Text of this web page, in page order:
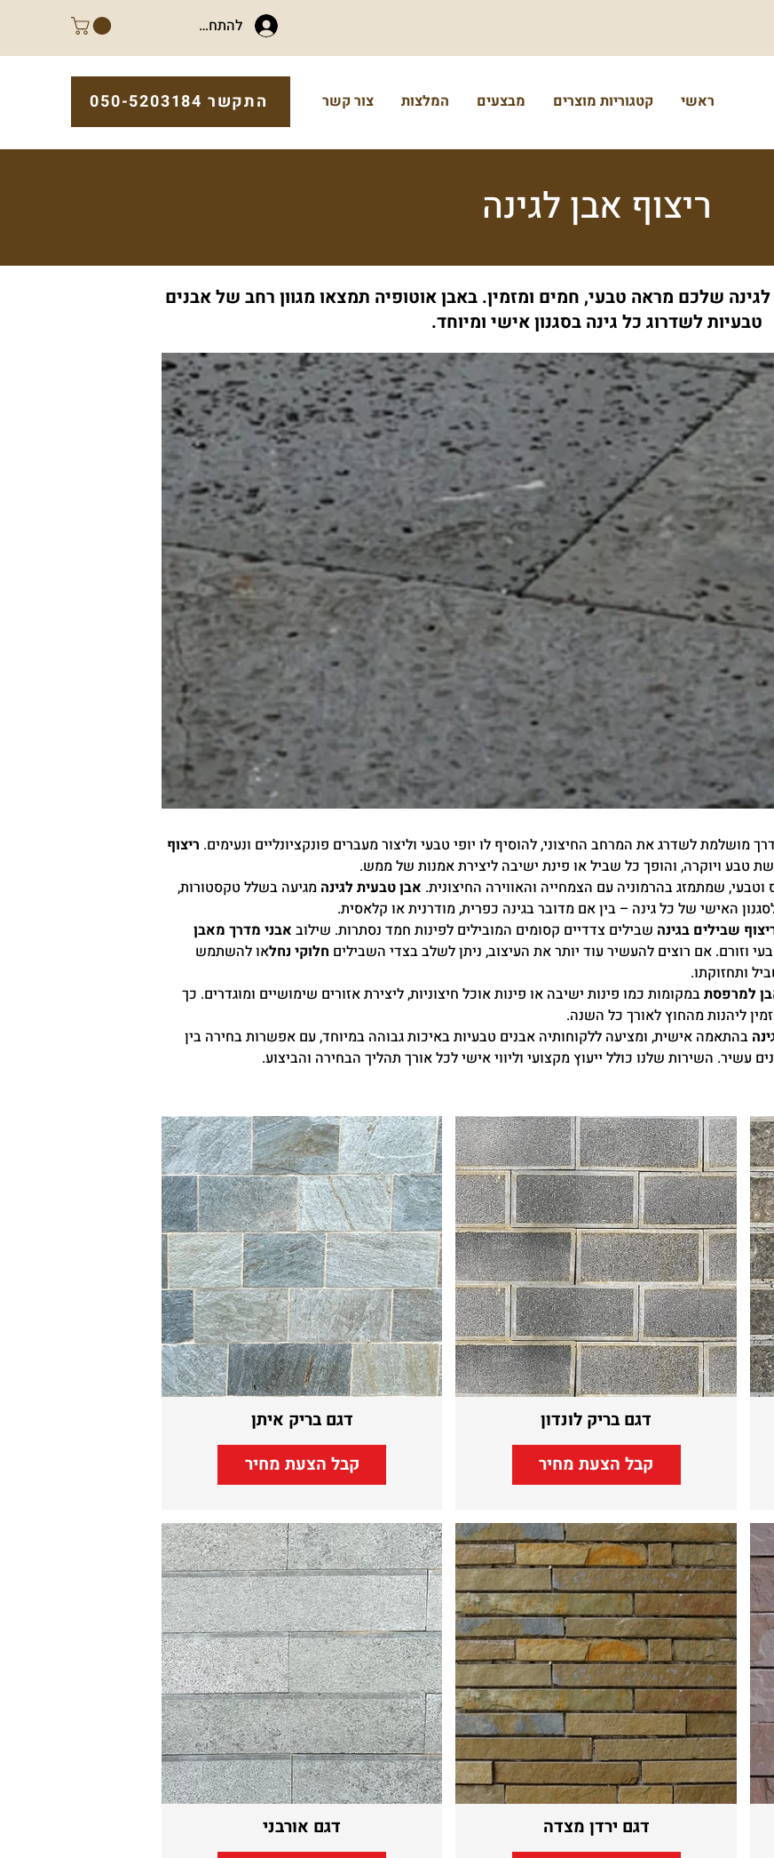
להתחברות
התקשר 050-5203184 ראשי קטגוריות מוצרים מבצעים המלצות צור קשר
ריצוף אבן לגינה
לגינה שלכם מראה טבעי, חמים ומזמין. באבן אוטופיה תמצאו מגוון רחב של אבנים
טבעיות לשדרוג כל גינה בסגנון אישי ומיוחד.
מושלמת לשדרג את המרחב החיצוני, להוסיף לו יופי טבעי וליצור מעברים פונקציונליים ונעימים. ריצוף
טבע ויוקרה, והופך כל שביל או פינת ישיבה ליצירת אמנות של ממש.
שמתמזג בהרמוניה עם הצמחייה והאווירה החיצונית. אבן טבעית לגינה מגיעה בשלל טקסטורות,
האישי של כל גינה – בין אם מדובר בגינה כפרית, מודרנית או קלאסית.
שבילים בגינה שבילים צדדיים קסומים המובילים לפינות חמד נסתרות. שילוב אבני מדרך מאבן
וזורם. אם רוצים להעשיר עוד יותר את העיצוב, ניתן לשלב בצדי השבילים חלוקי נחלאו להשתמש
ותחזוקתו.
למרפסתבמקומות כמו פינות ישיבה או פינות אוכל חיצוניות, ליצירת אזורים שימושיים ומוגדרים. כך
ליהנות מהחוץ לאורך כל השנה.
בהתאמה אישית, ומציעה ללקוחותיה אבנים טבעיות באיכות גבוהה במיוחד, עם אפשרות בחירה בין
עשיר. השירות שלנו כולל ייעוץ מקצועי וליווי אישי לכל אורך תהליך הבחירה והביצוע.
דגם בריק לונדון
קבל הצעת מחיר
דגם בריק איתן
קבל הצעת מחיר
דגם ירדן מצדה
דגם אורבני